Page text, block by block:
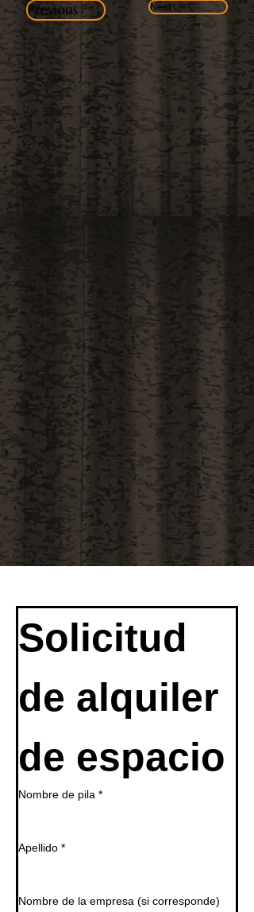
Previous Next
Solicitud
de alquiler
de espacio
Nombre de pila *
Apellido *
Nombre de la empresa (si corresponde)